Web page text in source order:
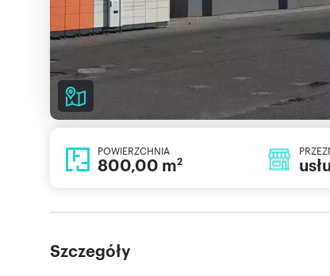
POWIERZCHNIA
800,00 m2
Szczegóły